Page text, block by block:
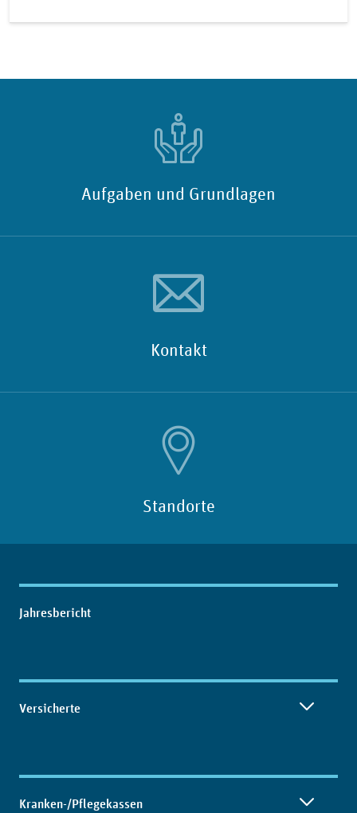
Aufgaben und Grundlagen
Kontakt
Standorte
Inhaltsübersicht
Jahresbericht
Versicherte
Kranken-/Pflegekassen